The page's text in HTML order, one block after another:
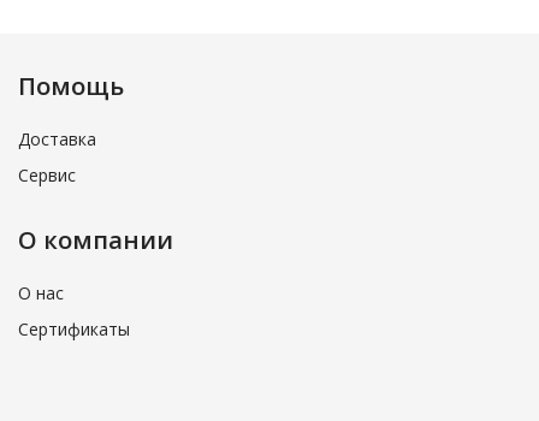
Помощь
Доставка
Сервис
О компании
О нас
Сертификаты